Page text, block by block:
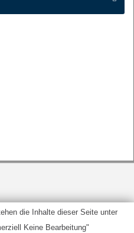
die Inhalte dieser Seite unter